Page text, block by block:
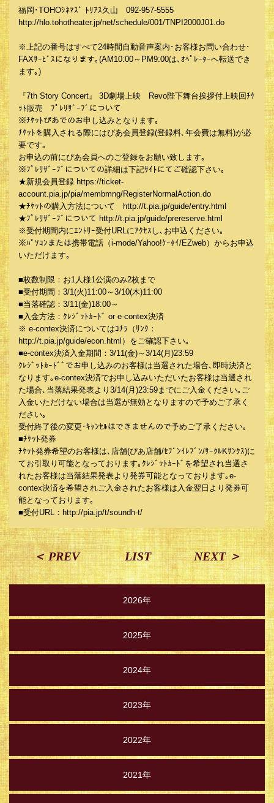
福岡･TOHOｼﾈﾏｽﾞ ﾄﾘｱｽ久山 092-957-5555
http://hlo.tohotheater.jp/net/schedule/001/TNPI2000J01.do
※上記の番号はすべて24時間自動音声案内･お客様お問い合わせ･
FAXｻｰﾋﾞｽになります｡(AM10:00～PM9:00は､ｵﾍﾟﾚｰﾀｰへ転送でき
ます｡)
『7th Story Concert』 3D劇場上映 Revo陛下舞台挨拶付上映回ﾁｹ
ｯﾄ販売 ﾌﾟﾚﾘｻﾞｰﾌﾞについて
※ﾁｹｯﾄぴあでのお申し込みとなります｡
ﾁｹｯﾄを購入される際にはぴあ会員登録(登録料､年会費は無料)が必
要です｡
お申込の前にぴあ会員へのご登録をお願い致します｡
※ﾌﾟﾚﾘｻﾞｰﾌﾞについての詳細は下記ｻｲﾄにてご確認下さい｡
★新規会員登録 https://ticket-
account.pia.jp/pia/membmng/RegisterNormalAction.do
★ﾁｹｯﾄの購入方法について http://t.pia.jp/guide/entry.html
★ﾌﾟﾚﾘｻﾞｰﾌﾞについて http://t.pia.jp/guide/prereserve.html
※受付期間内にｴﾝﾄﾘｰ受付URLにｱｸｾｽし､お申込ください｡
※ﾊﾟｿｺﾝまたは携帯電話（i-mode/Yahoo!ｹｰﾀｲ/EZweb）からお申込
いただけます｡
■枚数制限：お1人様1公演のみ2枚まで
■受付期間：3/1(火)11:00～3/10(木)11:00
■当落確認：3/11(金)18:00～
■入金方法：ｸﾚｼﾞｯﾄｶｰﾄﾞ or e-contex決済
※ e-contex決済についてはｺﾁﾗ（ﾘﾝｸ：
http://t.pia.jp/guide/econ.html）をご確認下さい｡
■e-contex決済入金期間：3/11(金)～3/14(月)23:59
ｸﾚｼﾞｯﾄｶｰﾄﾞﾞでお申し込みのお客様は当選された場合､即時決済と
なります｡e-contex決済でお申し込みいただいたお客様は当選され
た場合､当落結果発表より3/14(月)23:59までにご入金ください｡ご
入金いただけない場合は当選が無効となりますので予めご了承く
ださい｡
受付終了後の変更･ｷｬﾝｾﾙはできませんので予めご了承ください｡
■ﾁｹｯﾄ発券
ﾁｹｯﾄ発券希望のお客様は､店舗(ぴあ店舗/ｾﾌﾞﾝｲﾚﾌﾞﾝ/ｻｰｸﾙKｻﾝｸｽ)に
てお引取り可能となっております｡ｸﾚｼﾞｯﾄｶｰﾄﾞを希望され当選さ
れたお客様は当落結果発表より発券可能となっております｡e-
contex決済を希望されご入金されたお客様は入金翌日より発券可
能となっております｡
■受付URL：http://pia.jp/t/soundh-t/
＜ PREV LIST NEXT ＞
2026年
2025年
2024年
2023年
2022年
2021年